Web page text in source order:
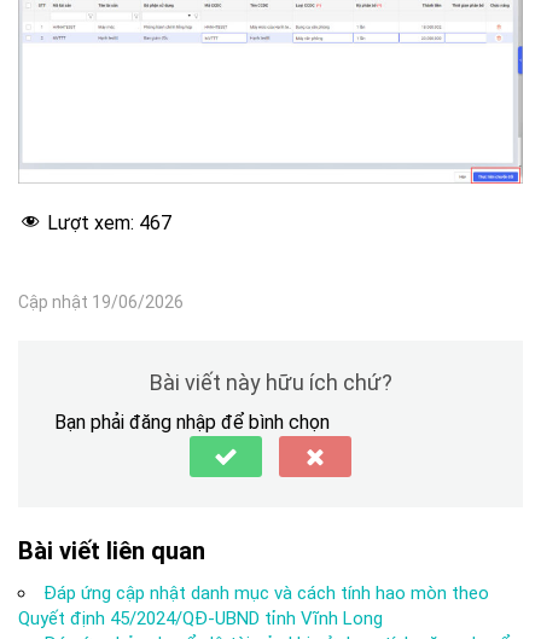
Lượt xem: 467
Cập nhật 19/06/2026
Bài viết này hữu ích chứ?
Bạn phải đăng nhập để bình chọn
Bài viết liên quan
Đáp ứng cập nhật danh mục và cách tính hao mòn theo
Quyết định 45/2024/QĐ-UBND tỉnh Vĩnh Long